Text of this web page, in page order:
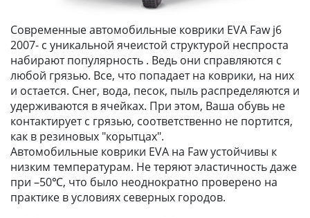
Современные автомобильные коврики EVA Faw j6
2007- с уникальной ячеистой структурой неспроста
набирают популярность . Ведь они справляются с
любой грязью. Все, что попадает на коврики, на них
и остается. Снег, вода, песок, пыль распределяются и
удерживаются в ячейках. При этом, Ваша обувь не
контактирует с грязью, соответственно не портится,
как в резиновых "корытцах".
Автомобильные коврики EVA на Faw устойчивы к
низким температурам. Не теряют эластичность даже
при –50℃, что было неоднократно проверено на
практике в условиях северных городов.